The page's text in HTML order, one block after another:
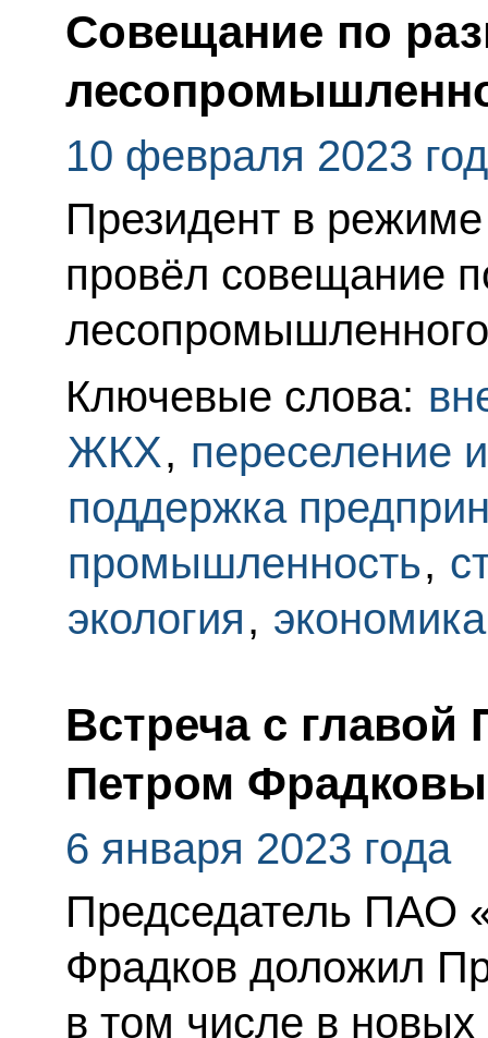
Совещание по
10 февраля 2023
Президент в
провёл совещание
Ключевые слова:
ЖКХ, переселение
поддержка
промышленность,
экология,
Встреча с главой
Петром
6 января 2023 года
Председатель ПАО
Фрадков доложил
в том числе в